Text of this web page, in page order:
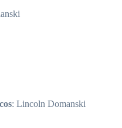
: Lincoln Domanski